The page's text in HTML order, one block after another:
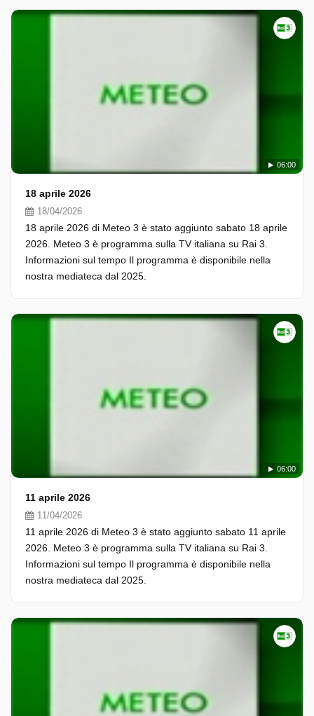
06:00
18 aprile 2026
18/04/2026
18 aprile 2026 di Meteo 3 è stato aggiunto sabato 18 aprile
2026. Meteo 3 è programma sulla TV italiana su Rai 3.
Informazioni sul tempo Il programma è disponibile nella
nostra mediateca dal 2025.
06:00
11 aprile 2026
11/04/2026
11 aprile 2026 di Meteo 3 è stato aggiunto sabato 11 aprile
2026. Meteo 3 è programma sulla TV italiana su Rai 3.
Informazioni sul tempo Il programma è disponibile nella
nostra mediateca dal 2025.